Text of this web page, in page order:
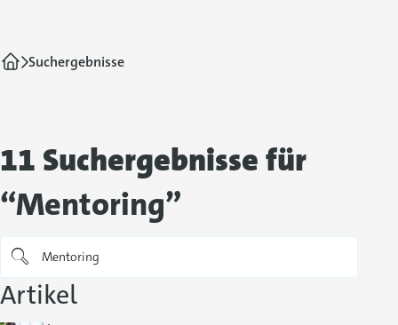
Suchergebnisse
11 Suchergebnisse für
“Mentoring”
Artikel